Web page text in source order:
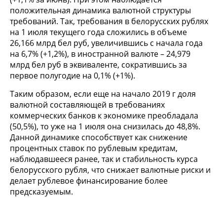
положительная динамика валютной структуры
требований. Так, требования в белорусских рублях
на 1 июля текущего года сложились в объеме
26,166 млрд бел руб, увеличившись с начала года
на 6,7% (+1,2%), в иностранной валюте – 24,979
млрд бел руб в эквиваленте, сократившись за
первое полугодие на 0,1% (+1%).
Таким образом, если еще на начало 2019 г доля
валютной составляющей в требованиях
коммерческих банков к экономике преобладала
(50,5%), то уже на 1 июля она снизилась до 48,8%.
Данной динамике способствует как снижение
процентных ставок по рублевым кредитам,
наблюдавшееся ранее, так и стабильность курса
белорусского рубля, что снижает валютные риски и
делает рублевое финансирование более
предсказуемым.